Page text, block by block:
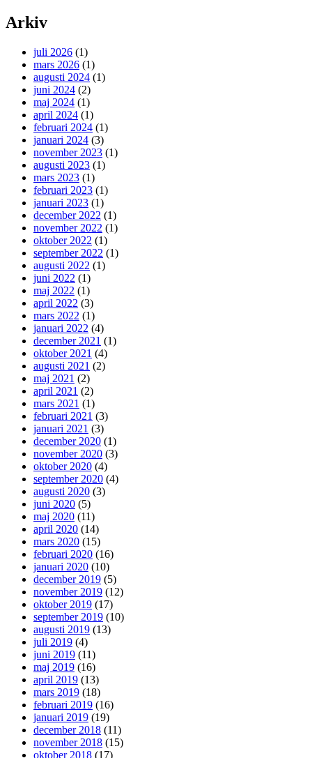
Arkiv
juli 2026 (1)
mars 2026 (1)
augusti 2024 (1)
juni 2024 (2)
maj 2024 (1)
april 2024 (1)
februari 2024 (1)
januari 2024 (3)
november 2023 (1)
augusti 2023 (1)
mars 2023 (1)
februari 2023 (1)
januari 2023 (1)
december 2022 (1)
november 2022 (1)
oktober 2022 (1)
september 2022 (1)
augusti 2022 (1)
juni 2022 (1)
maj 2022 (1)
april 2022 (3)
mars 2022 (1)
januari 2022 (4)
december 2021 (1)
oktober 2021 (4)
augusti 2021 (2)
maj 2021 (2)
april 2021 (2)
mars 2021 (1)
februari 2021 (3)
januari 2021 (3)
december 2020 (1)
november 2020 (3)
oktober 2020 (4)
september 2020 (4)
augusti 2020 (3)
juni 2020 (5)
maj 2020 (11)
april 2020 (14)
mars 2020 (15)
februari 2020 (16)
januari 2020 (10)
december 2019 (5)
november 2019 (12)
oktober 2019 (17)
september 2019 (10)
augusti 2019 (13)
juli 2019 (4)
juni 2019 (11)
maj 2019 (16)
april 2019 (13)
mars 2019 (18)
februari 2019 (16)
januari 2019 (19)
december 2018 (11)
november 2018 (15)
oktober 2018 (17)